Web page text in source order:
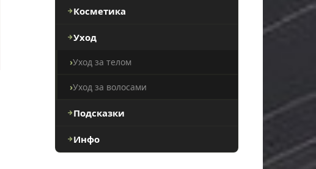
Косметика
Уход
Уход за телом
Уход за волосами
Подсказки
Инфо